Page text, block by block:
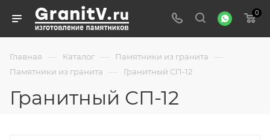
0
Главная — Каталог — Памятники из гранита —
Памятники из гранита — Гранитный СП-12
Гранитный СП-12